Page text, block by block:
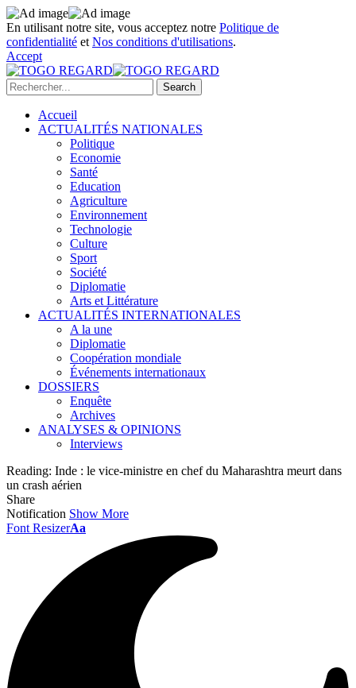
En utilisant notre site, vous acceptez notre Politique de
confidentialité et Nos conditions d'utilisations.
Accept
Accueil
ACTUALITÉS NATIONALES
Politique
Economie
Santé
Education
Agriculture
Environnement
Technologie
Culture
Sport
Société
Diplomatie
Arts et Littérature
ACTUALITÉS INTERNATIONALES
A la une
Diplomatie
Coopération mondiale
Événements internationaux
DOSSIERS
Enquête
Archives
ANALYSES & OPINIONS
Interviews
Reading: Inde : le vice-ministre en chef du Maharashtra meurt dans
un crash aérien
Share
Notification Show More
Font ResizerAa